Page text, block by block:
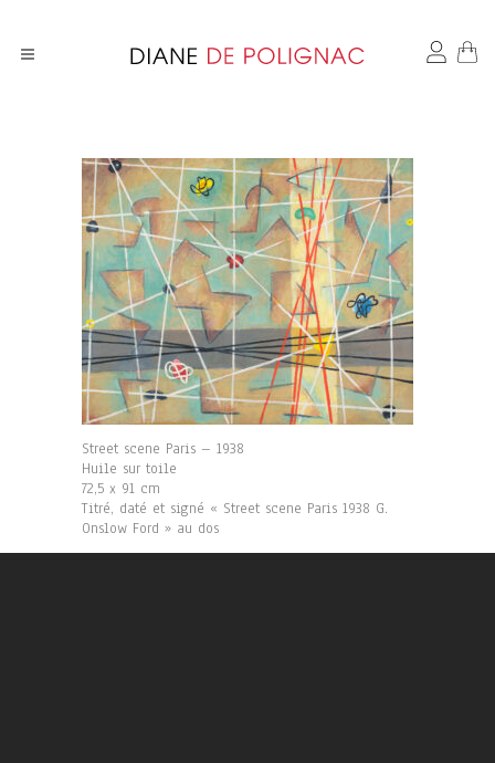
Street scene Paris – 1938
Huile sur toile
72,5 x 91 cm
Titré, daté et signé « Street scene Paris 1938 G.
Onslow Ford » au dos